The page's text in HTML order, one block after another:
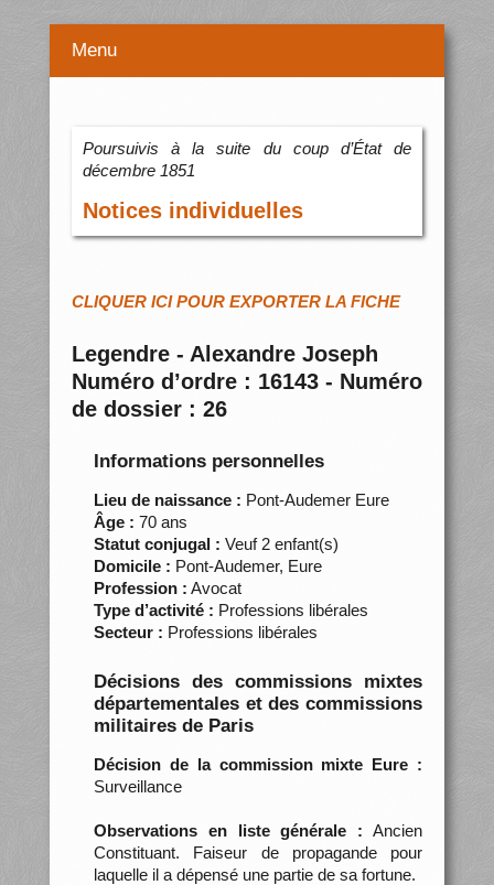
Menu
Poursuivis à la suite du coup d’État de
décembre 1851
Notices individuelles
CLIQUER ICI POUR EXPORTER LA FICHE
Legendre - Alexandre Joseph
Numéro d’ordre : 16143 - Numéro
de dossier : 26
Informations personnelles
Lieu de naissance : Pont-Audemer Eure
Âge : 70 ans
Statut conjugal : Veuf 2 enfant(s)
Domicile : Pont-Audemer, Eure
Profession : Avocat
Type d’activité : Professions libérales
Secteur : Professions libérales
Décisions des commissions mixtes
départementales et des commissions
militaires de Paris
Décision de la commission mixte Eure :
Surveillance
Observations en liste générale : Ancien
Constituant. Faiseur de propagande pour
laquelle il a dépensé une partie de sa fortune.